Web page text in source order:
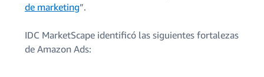
de marketing”.
IDC MarketScape identificó las siguientes fortalezas
de Amazon Ads: